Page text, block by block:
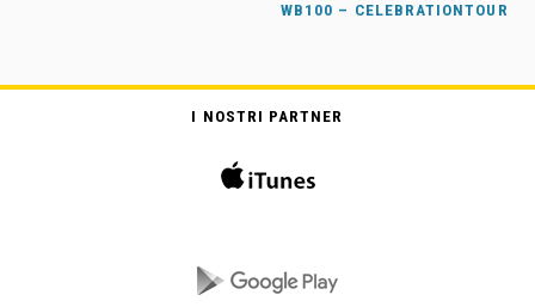
WB100 – CELEBRATIONTOUR
I NOSTRI PARTNER